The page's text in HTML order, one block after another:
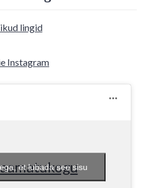
lingid
Instagram
et lubada see sisu